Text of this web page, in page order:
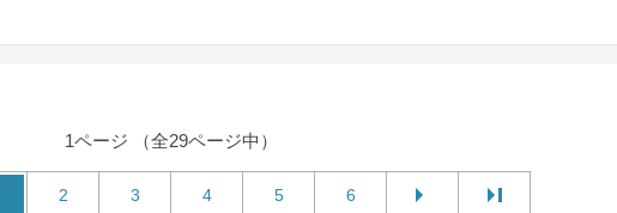
1ページ （全29ページ中）
2 3 4 5 6